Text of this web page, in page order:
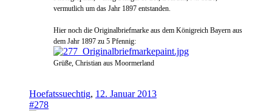
vermutlich um das Jahr 1897 entstanden.
Hier noch die Originalbriefmarke aus dem Königreich Bayern aus
dem Jahr 1897 zu 5 Pfennig:
Grüße, Christian aus Moormerland
Hoefatssuechtig, 12. Januar 2013
#278